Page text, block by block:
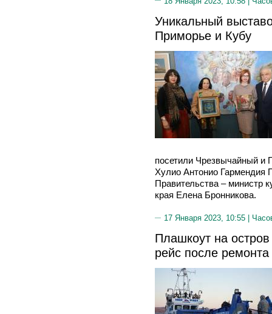
Уникальный
Приморье и Кубу
посетили Чрезвычайный и
Хулио Антонио Гармендия
Правительства – министр
края Елена Бронникова.
17 Января 2023, 10:55 |
Плашкоут на
рейс после ремонта